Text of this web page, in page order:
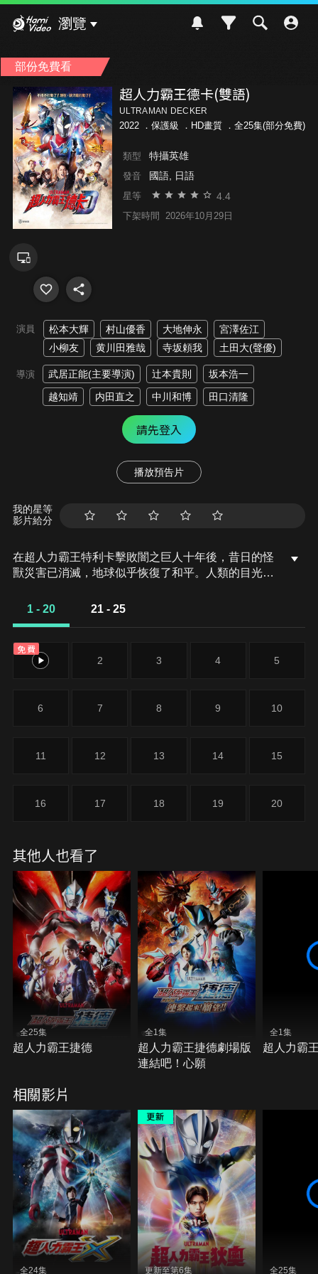
瀏覽
部份免費看
超人力霸王德卡(雙語)
ULTRAMAN DECKER
2022 ． 保護級 ．HD畫質 ．全25集(部分免費)
類型 特攝英雄
發音 國語, 日語
星等 4.4
下架時間 2026年10月29日
演員 松本大輝 村山優香 大地伸永
宮澤佐江
小柳友
黄川田雅哉 寺坂頼我 土田大(聲優)
導演 武居正能(主要導演) 辻本貴則
坂本浩一
越知靖
内田直之 中川和博 田口清隆
請先登入
播放預告片
我的星等
影片給分
在超人力霸王特利卡擊敗闇之巨人十年後，昔日的怪
獸災害已消滅，地球似乎恢復了和平。人類的目光進
在這時，突然飛來的神秘宇宙浮遊物體「索菲亞」開
這魔手迫害，在眼前不停發生破壞，終於現身的巨大
怪獸，奏大不顧危險，跳向這巨大的敵人面前之時，
1 - 20 21 - 25
免費
1 2 3 4 5
6 7 8 9 10
11 12 13 14 15
16 17 18 19 20
其他人也看了
全25集
超人力霸王捷德
全1集
超人力霸王捷德劇場版
連結吧！心願
全1集
超人力霸
相關影片
全24集 更新至第6集 全25集